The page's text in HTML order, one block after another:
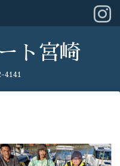
ト宮崎
4141